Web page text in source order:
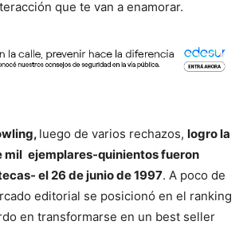
que te van a enamorar.
luego de varios rechazos, logro la
mil ejemplares-quinientos fueron
el 26 de junio de 1997. A poco de
editorial se posicionó en el ranking
en transformarse en un best seller